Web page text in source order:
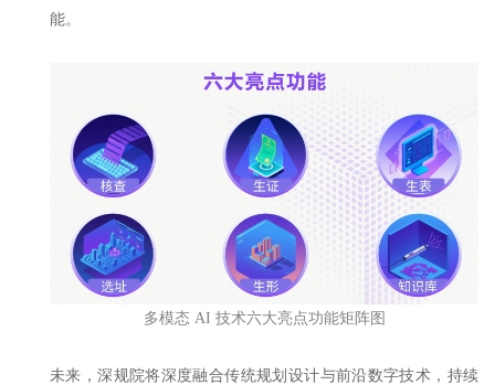
能。
多模态 AI 技术六大亮点功能矩阵图
未来，深规院将深度融合传统规划设计与前沿数字技术，持续